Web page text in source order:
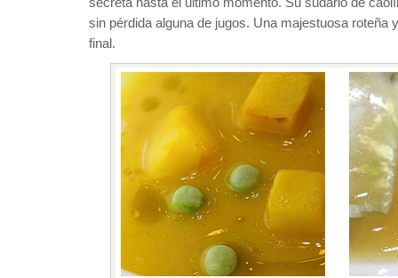
sin pérdida alguna de jugos. Una majestuosa roteña
final.